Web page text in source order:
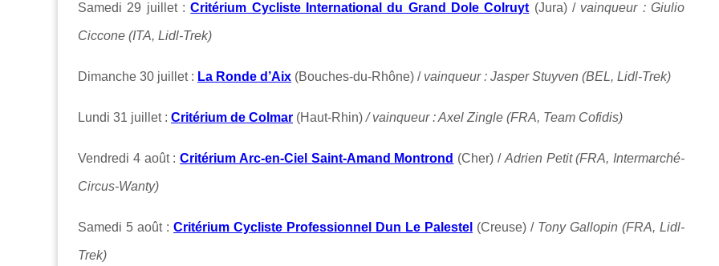
Samedi 29 juillet :Critérium Cycliste International du Grand Dole Colruyt (Jura) / vainqueur : Giulio
Ciccone (ITA, Lidl-Trek)
Dimanche 30 juillet : La Ronde d’Aix (Bouches-du-Rhône) / vainqueur : Jasper Stuyven (BEL, Lidl-Trek)
Lundi 31 juillet : Critérium de Colmar (Haut-Rhin)/ vainqueur : Axel Zingle (FRA, Team Cofidis)
Vendredi 4 août :Critérium Arc-en-Ciel Saint-Amand Montrond (Cher) / Adrien Petit (FRA, Intermarché-
Circus-Wanty)
Samedi 5 août : Critérium Cycliste Professionnel Dun Le Palestel (Creuse) /Tony Gallopin (FRA, Lidl-
Trek)